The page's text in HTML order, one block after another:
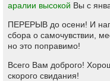
аралии высокой Вы с
ПЕРЕРЫВ до осени! И
сбора о самочувствии,
но это поправимо!
Всего Вам доброго!
скорого свидания!